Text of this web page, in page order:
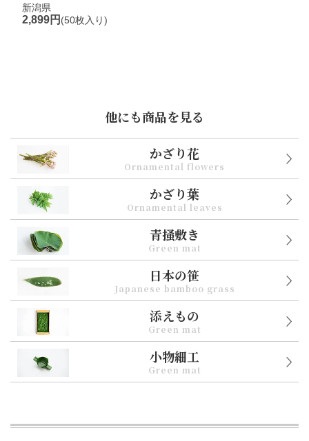
新潟県
2,899円 (50枚入り)
他にも商品を見る
かざり花
Ornamental flowers
かざり葉
Ornamental leaves
青掻敷き
Green mat
日本の笹
Japanese bamboo grass
添えもの
Green mat
小物細工
Green mat